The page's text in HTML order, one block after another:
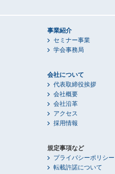
事業紹介
セミナー事業
学会事務局
会社について
代表取締役挨拶
会社概要
会社沿革
アクセス
採用情報
規定事項など
プライバシーポリシー
転載許諾について